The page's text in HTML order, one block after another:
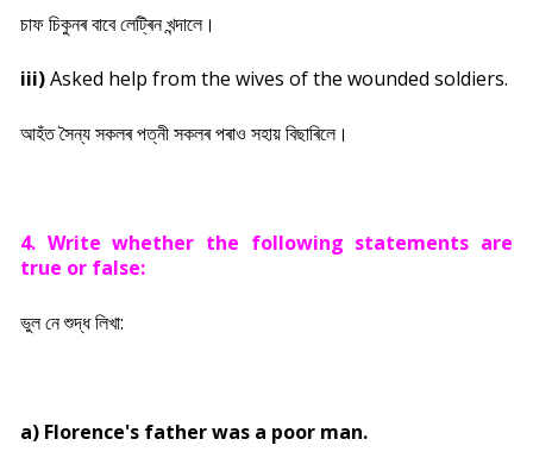
চাফ চিকুনৰ বাবে লেট্ৰিন খন্দালে।
iii)Asked help from the wives of the wounded soldiers.
আহঁত সৈন্য সকলৰ পত্নী সকলৰ পৰাও সহায় বিছাৰিলে।
4. Write whether the following statements are
true or false:
ভুল নে শুদ্ধ লিখা:
a) Florence's father was a poor man.